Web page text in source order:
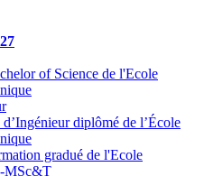
of Science de l'Ecole
diplômé de l’École
gradué de l'Ecole
MSc&T